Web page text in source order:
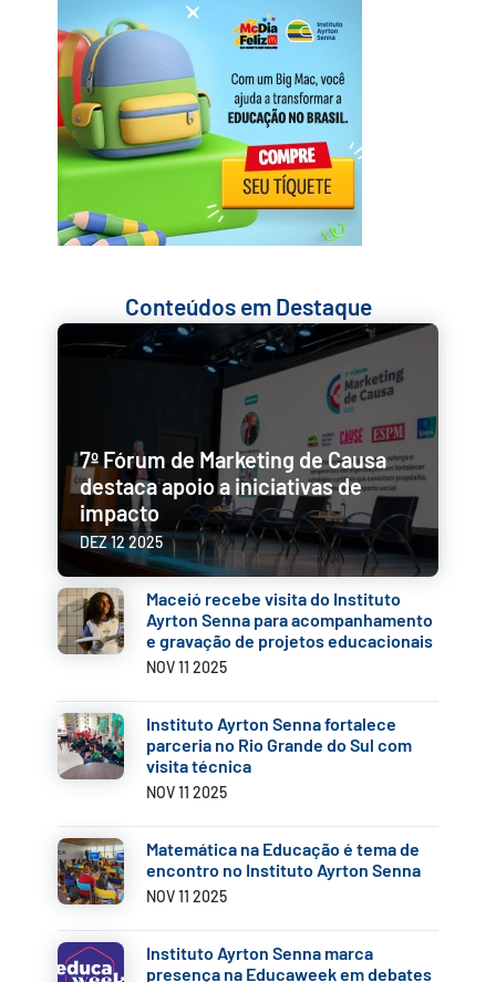
Conteúdos em Destaque
7º Fórum de Marketing de Causa
destaca apoio a iniciativas de
impacto
DEZ 12 2025
Maceió recebe visita do Instituto
Ayrton Senna para acompanhamento
e gravação de projetos educacionais
NOV 11 2025
Instituto Ayrton Senna fortalece
parceria no Rio Grande do Sul com
visita técnica
NOV 11 2025
Matemática na Educação é tema de
encontro no Instituto Ayrton Senna
NOV 11 2025
Instituto Ayrton Senna marca
presença na Educaweek em debates